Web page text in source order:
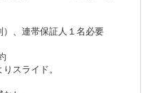
、連帯保証人１名必要
スライド。